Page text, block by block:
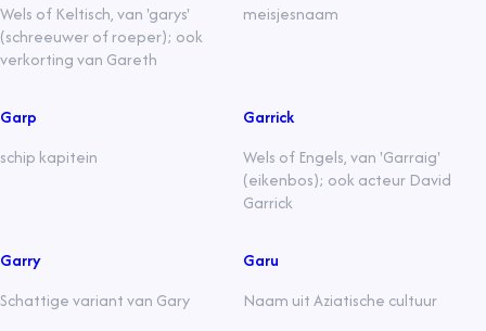
Wels of Keltisch, van 'garys'
(schreeuwer of roeper); ook
verkorting van Gareth
meisjesnaam
Garp
schip kapitein
Garrick
Wels of Engels, van 'Garraig'
(eikenbos); ook acteur David
Garrick
Garry
Schattige variant van Gary
Garu
Naam uit Aziatische cultuur